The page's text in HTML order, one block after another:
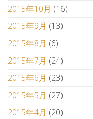
2015年10月 (16)
2015年9月 (13)
2015年8月 (6)
2015年7月 (24)
2015年6月 (23)
2015年5月 (27)
2015年4月 (20)